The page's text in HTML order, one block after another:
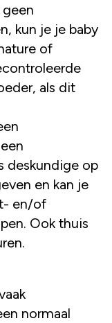
kun je je baby
of
als dit
deskundige op
en kan je
en/of
Ook thuis
normaal